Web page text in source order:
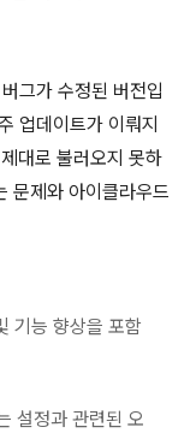
그가 수정된 버전입
업데이트가 이뤄지
대로 불러오지 못하
문제와 아이클라우드
기능 향상을 포함
설정과 관련된 오